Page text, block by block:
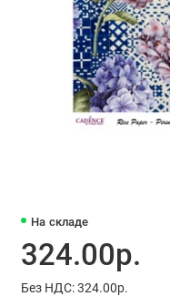
На складе
324.00р.
Без НДС: 324.00р.